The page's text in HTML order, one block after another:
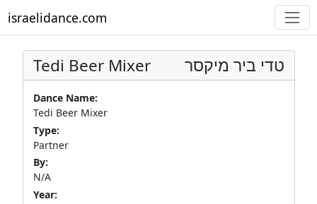
israelidance.com
Tedi Beer Mixer טדי ביר מיקסר
Dance Name:
Tedi Beer Mixer
Type:
Partner
By:
N/A
Year: